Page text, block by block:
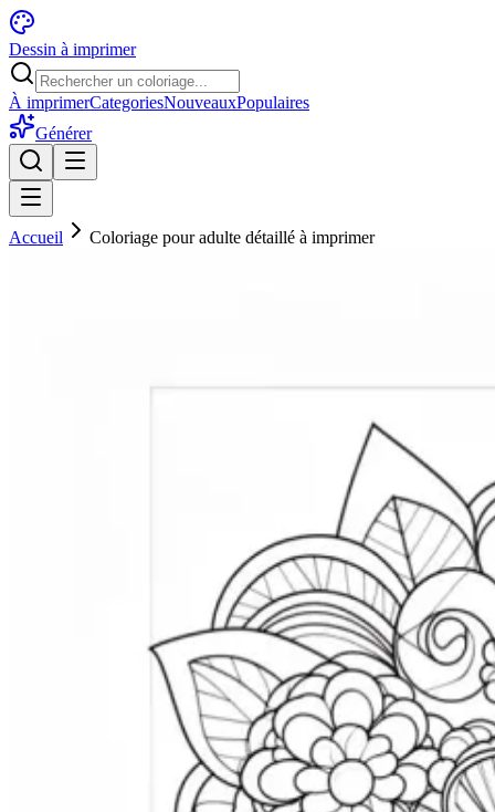
Dessin à imprimer
À imprimerCategoriesNouveauxPopulaires
Générer
Accueil Coloriage pour adulte détaillé à imprimer